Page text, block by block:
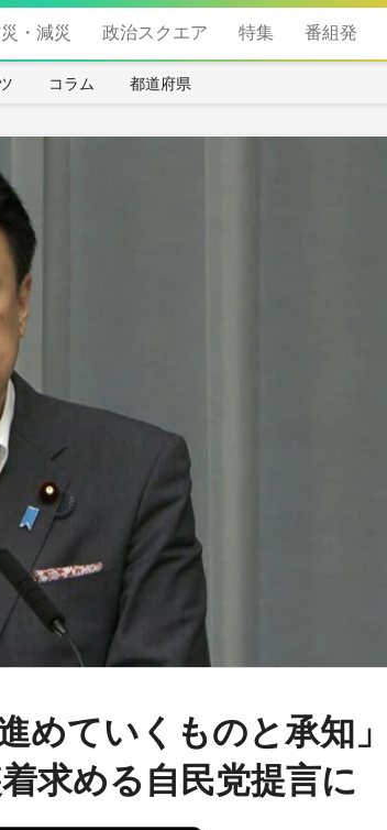
・減災 政治スクエア 特集 番組発
コラム 都道府県
めていくものと承知」
求める自民党提言に